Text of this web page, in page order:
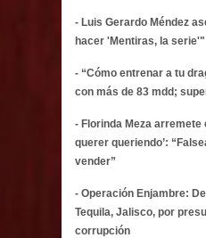
- Luis Gerardo Méndez
hacer 'Mentiras, la serie'"
- “Cómo entrenar a tu
con más de 83 mdd;
- Florinda Meza arremete
querer queriendo’:
vender”
- Operación Enjambre:
Tequila, Jalisco, por
corrupción